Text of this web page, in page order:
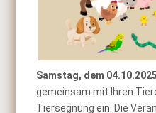
Samstag, dem
gemeinsam mit Ihren
Tiersegnung ein. Die